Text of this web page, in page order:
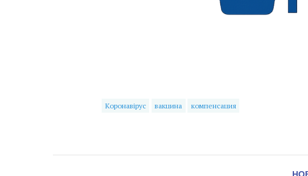
Коронавірус вакцина компенсация